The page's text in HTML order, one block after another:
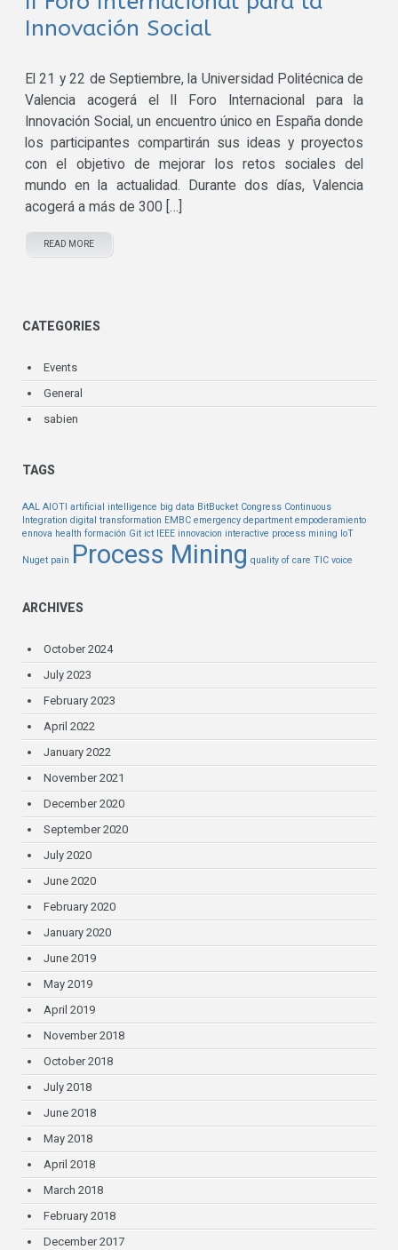
Innovación Social
El 21 y 22 de Septiembre, la Universidad Politécnica de
Valencia acogerá el II Foro Internacional para la
Innovación Social, un encuentro único en España donde
los participantes compartirán sus ideas y proyectos
con el objetivo de mejorar los retos sociales del
mundo en la actualidad. Durante dos días, Valencia
acogerá a más de 300 […]
READ MORE
CATEGORIES
Events
General
sabien
TAGS
AAL AIOTI artificial intelligence big data BitBucket Congress Continuous
Integration digital transformation EMBC emergency department empoderamiento
ennova health formación Git ict IEEE innovacion interactive process mining IoT
Nuget pain Process Mining quality of care TIC voice
ARCHIVES
October 2024
July 2023
February 2023
April 2022
January 2022
November 2021
December 2020
September 2020
July 2020
June 2020
February 2020
January 2020
June 2019
May 2019
April 2019
November 2018
October 2018
July 2018
June 2018
May 2018
April 2018
March 2018
February 2018
December 2017